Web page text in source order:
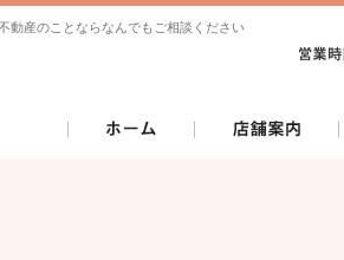
動産のことならなんでもご相談ください